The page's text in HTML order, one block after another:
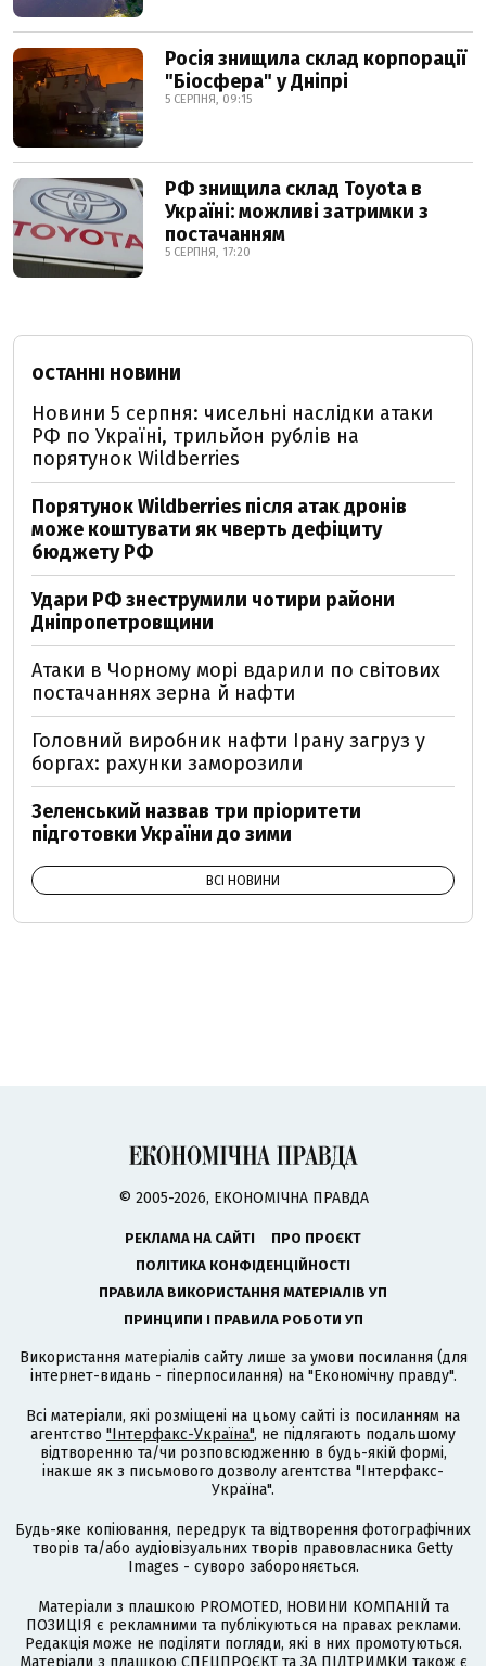
Росія знищила склад корпорації
"Біосфера" у Дніпрі
5 СЕРПНЯ, 09:15
РФ знищила склад Toyota в
Україні: можливі затримки з
постачанням
5 СЕРПНЯ, 17:20
ОСТАННІ НОВИНИ
Новини 5 серпня: чисельні наслідки атаки
РФ по Україні, трильйон рублів на
порятунок Wildberries
Порятунок Wildberries після атак дронів
може коштувати як чверть дефіциту
бюджету РФ
Удари РФ знеструмили чотири райони
Дніпропетровщини
Атаки в Чорному морі вдарили по світових
постачаннях зерна й нафти
Головний виробник нафти Ірану загруз у
боргах: рахунки заморозили
Зеленський назвав три пріоритети
підготовки України до зими
ВСІ НОВИНИ
© 2005-2026, ЕКОНОМІЧНА ПРАВДА
РЕКЛАМА НА САЙТІ
ПРО ПРОЄКТ
ПОЛІТИКА КОНФІДЕНЦІЙНОСТІ
ПРАВИЛА ВИКОРИСТАННЯ МАТЕРІАЛІВ УП
ПРИНЦИПИ І ПРАВИЛА РОБОТИ УП
Використання матеріалів сайту лише за умови посилання (для
інтернет-видань - гіперпосилання) на "Економічну правду".
Всі матеріали, які розміщені на цьому сайті із посиланням на
агентство "Інтерфакс-Україна", не підлягають подальшому
відтворенню та/чи розповсюдженню в будь-якій формі,
інакше як з письмового дозволу агентства "Інтерфакс-
Україна".
Будь-яке копіювання, передрук та відтворення фотографічних
творів та/або аудіовізуальних творів правовласника Getty
Images - суворо забороняється.
Матеріали з плашкою PROMOTED, НОВИНИ КОМПАНІЙ та
ПОЗИЦІЯ є рекламними та публікуються на правах реклами.
Редакція може не поділяти погляди, які в них промотуються.